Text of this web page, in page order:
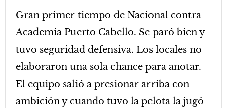
Gran primer tiempo de Nacional contra
Academia Puerto Cabello. Se paró bien y
tuvo seguridad defensiva. Los locales no
elaboraron una sola chance para anotar.
El equipo salió a presionar arriba con
ambición y cuando tuvo la pelota la jugó